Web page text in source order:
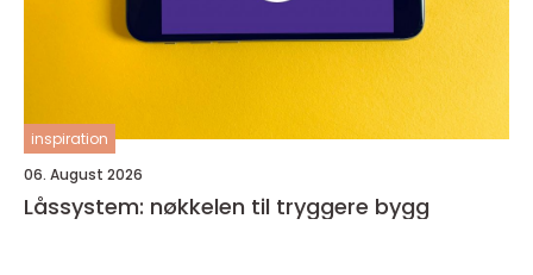
inspiration
06. August 2026
Låssystem: nøkkelen til tryggere bygg